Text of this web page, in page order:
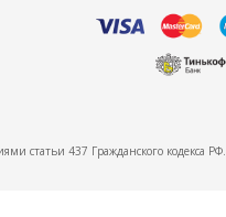
статьи 437 Гражданского кодекса РФ.